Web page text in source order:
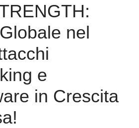
nel
e
in Crescita